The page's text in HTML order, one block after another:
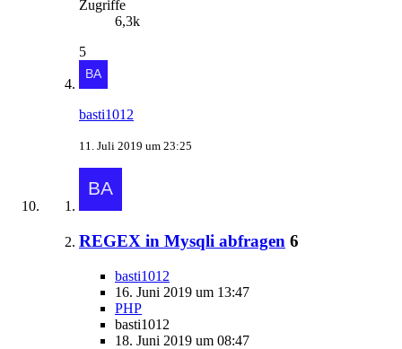
Zugriffe
6,3k
5
basti1012
11. Juli 2019 um 23:25
REGEX in Mysqli abfragen 6
basti1012
16. Juni 2019 um 13:47
PHP
basti1012
18. Juni 2019 um 08:47